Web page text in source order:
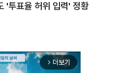
'투표율 허위 입력' 정황
arrow_forward_ios 더보기